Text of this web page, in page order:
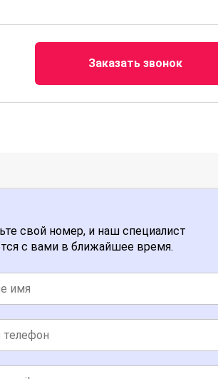
Заказать звонок
свой номер, и наш специалист
с вами в ближайшее время.